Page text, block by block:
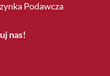
Podawcza
nas!